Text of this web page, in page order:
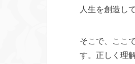
人生を創造し
そこで、ここ
す。正しく理